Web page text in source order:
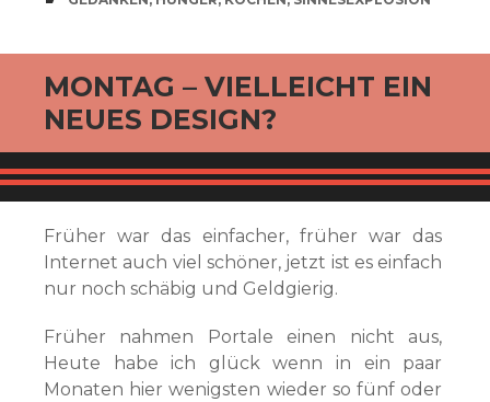
MONTAG – VIELLEICHT EIN
NEUES DESIGN?
Früher war das einfacher, früher war das
Internet auch viel schöner, jetzt ist es einfach
nur noch schäbig und Geldgierig.
Früher nahmen Portale einen nicht aus,
Heute habe ich glück wenn in ein paar
Monaten hier wenigsten wieder so fünf oder